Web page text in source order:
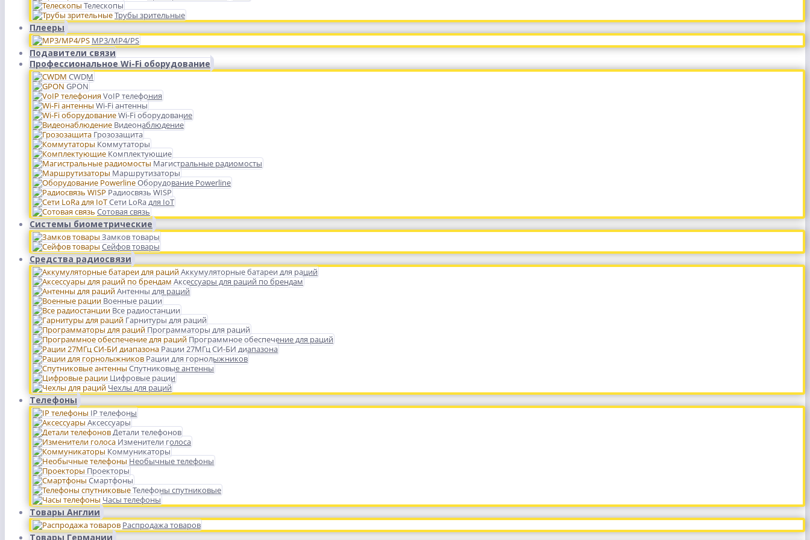
Телескопы
Трубы зрительные
Плееры
MP3/MP4/PS
Подавители связи
Профессиональное Wi-Fi оборудование
CWDM
GPON
VoIP телефония
Wi-Fi антенны
Wi-Fi оборудование
Видеонаблюдение
Грозозащита
Коммутаторы
Комплектующие
Магистральные радиомосты
Маршрутизаторы
Оборудование Powerline
Радиосвязь WISP
Сети LoRa для IoT
Сотовая связь
Системы биометрические
Замков товары
Сейфов товары
Средства радиосвязи
Аккумуляторные батареи для раций
Аксессуары для раций по брендам
Антенны для раций
Военные рации
Все радиостанции
Гарнитуры для раций
Программаторы для раций
Программное обеспечение для раций
Рации 27МГц СИ-БИ диапазона
Рации для горнолыжников
Спутниковые антенны
Цифровые рации
Чехлы для раций
Телефоны
IP телефоны
Аксессуары
Детали телефонов
Изменители голоса
Коммуникаторы
Необычные телефоны
Проекторы
Смартфоны
Телефоны спутниковые
Часы телефоны
Товары Англии
Распродажа товаров
Товары Германии